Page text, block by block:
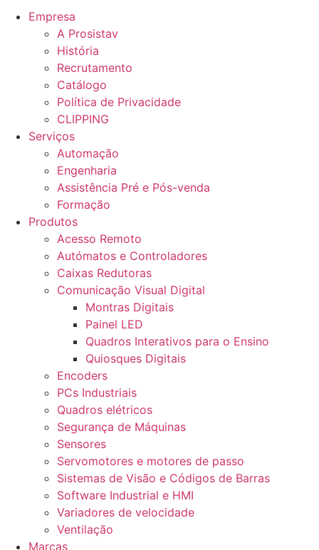
Empresa
A Prosistav
História
Recrutamento
Catálogo
Política de Privacidade
CLIPPING
Serviços
Automação
Engenharia
Assistência Pré e Pós-venda
Formação
Produtos
Acesso Remoto
Autómatos e Controladores
Caixas Redutoras
Comunicação Visual Digital
Montras Digitais
Painel LED
Quadros Interativos para o Ensino
Quiosques Digitais
Encoders
PCs Industriais
Quadros elétricos
Segurança de Máquinas
Sensores
Servomotores e motores de passo
Sistemas de Visão e Códigos de Barras
Software Industrial e HMI
Variadores de velocidade
Ventilação
Marcas